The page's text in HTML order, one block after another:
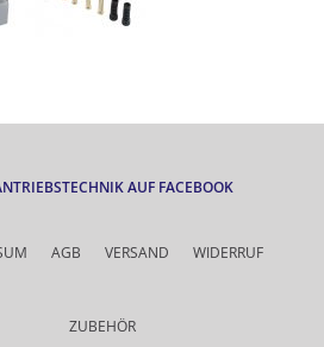
AUF FACEBOOK
AGB VERSAND
WIDERRUF
ZUBEHÖR